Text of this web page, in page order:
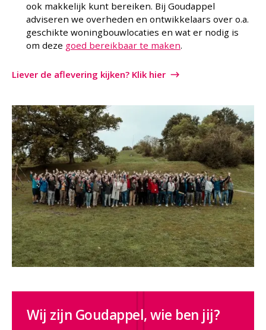
ook makkelijk kunt bereiken. Bij Goudappel
adviseren we overheden en ontwikkelaars over o.a.
geschikte woningbouwlocaties en wat er nodig is
om deze goed bereikbaar te maken.
Liever de aflevering kijken? Klik hier
Wij zijn Goudappel, wie ben jij?